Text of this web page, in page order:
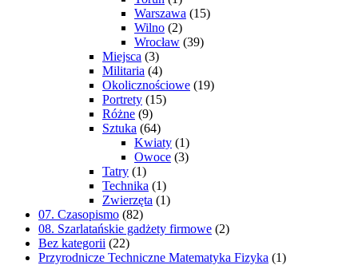
Warszawa (15)
Wilno (2)
Wrocław (39)
Miejsca (3)
Militaria (4)
Okolicznościowe (19)
Portrety (15)
Różne (9)
Sztuka (64)
Kwiaty (1)
Owoce (3)
Tatry (1)
Technika (1)
Zwierzęta (1)
07. Czasopismo (82)
08. Szarlatańskie gadżety firmowe (2)
Bez kategorii (22)
Przyrodnicze Techniczne Matematyka Fizyka (1)